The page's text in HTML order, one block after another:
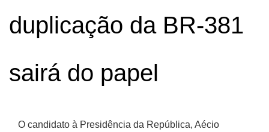
duplicação da BR-381
sairá do papel
O candidato à Presidência da República, Aécio Neves, se